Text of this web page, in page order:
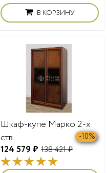
В КОРЗИНУ
Шкаф-купе Марко 2-х
ств.
124 579 ₽ 138 421 ₽
-10%